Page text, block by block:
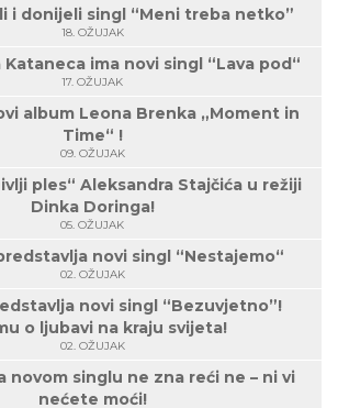
i donijeli singl “Meni treba netko”
18. OŽUJAK
ima novi singl “Lava pod“
17. OŽUJAK
album Leona Brenka „Moment in
Time“ !
09. OŽUJAK
ples“ Aleksandra Stajčića u režiji
Dinka Doringa!
05. OŽUJAK
novi singl “Nestajemo“
02. OŽUJAK
novi singl “Bezuvjetno”!
o ljubavi na kraju svijeta!
02. OŽUJAK
novom singlu ne zna reći ne – ni vi
nećete moći!